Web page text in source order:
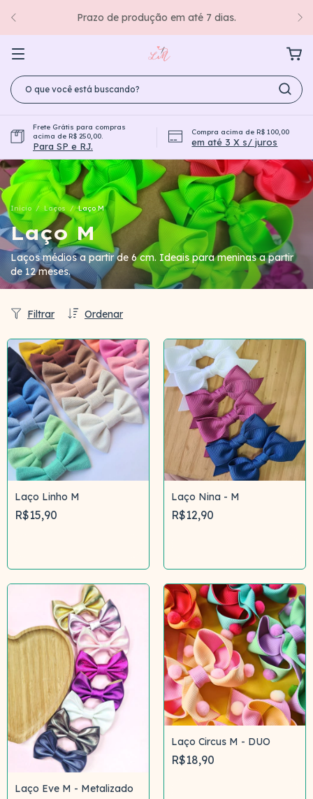
Prazo de produção em até 7 dias.
Frete Grátis para compras
acima de R$ 250,00.
Para SP e RJ.
Compra acima de R$ 100,00
em até 3 X s/ juros
Início / Laços / Laço M
Laço M
Laços médios a partir de 6 cm. Ideais para meninas a partir
de 12 meses.
Ordenar
Filtrar
Laço Linho M
R$15,90
Laço Nina - M
R$12,90
Laço Eve M - Metalizado
Laço Circus M - DUO
R$18,90